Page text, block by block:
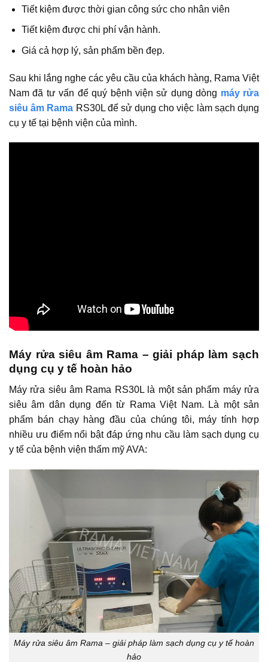
Tiết kiệm được thời gian công sức cho nhân viên
Tiết kiệm được chi phí vận hành.
Giá cả hợp lý, sản phẩm bền đẹp.
Sau khi lắng nghe các yêu cầu của khách hàng, Rama Việt
Nam đã tư vấn để quý bệnh viện sử dụng dòng máy rửa
siêu âm Rama RS30L để sử dụng cho việc làm sạch dụng
cụ y tế tại bệnh viện của mình.
Máy rửa siêu âm Rama – giải pháp làm sạch
dụng cụ y tế hoàn hảo
Máy rửa siêu âm Rama RS30L là một sản phẩm máy rửa
siêu âm dân dụng đến từ Rama Việt Nam. Là một sản
phẩm bán chạy hàng đầu của chúng tôi, máy tính hợp
nhiều ưu điểm nổi bật đáp ứng nhu cầu làm sạch dụng cụ
y tế của bệnh viện thẩm mỹ AVA:
Máy rửa siêu âm Rama – giải pháp làm sạch dụng cụ y tế hoàn
hảo